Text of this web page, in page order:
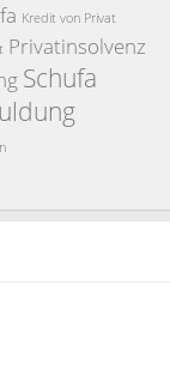
Kredit von Privat
Privatinsolvenz
Schufa